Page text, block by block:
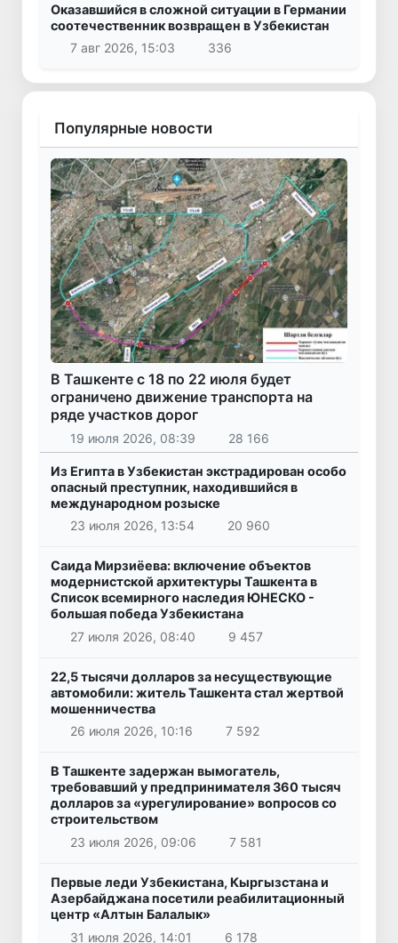
Оказавшийся в сложной ситуации в Германии
соотечественник возвращен в Узбекистан
7 авг 2026, 15:03
336
Популярные новости
В Ташкенте с 18 по 22 июля будет
ограничено движение транспорта на
ряде участков дорог
19 июля 2026, 08:39 28 166
Из Египта в Узбекистан экстрадирован особо
опасный преступник, находившийся в
международном розыске
23 июля 2026, 13:54
20 960
Саида Мирзиёева: включение объектов
модернистской архитектуры Ташкента в
Список всемирного наследия ЮНЕСКО -
большая победа Узбекистана
27 июля 2026, 08:40
9 457
22,5 тысячи долларов за несуществующие
автомобили: житель Ташкента стал жертвой
мошенничества
26 июля 2026, 10:16
7 592
В Ташкенте задержан вымогатель,
требовавший у предпринимателя 360 тысяч
долларов за «урегулирование» вопросов со
строительством
23 июля 2026, 09:06
7 581
Первые леди Узбекистана, Кыргызстана и
Азербайджана посетили реабилитационный
центр «Алтын Балалык»
31 июля 2026, 14:01
6 178